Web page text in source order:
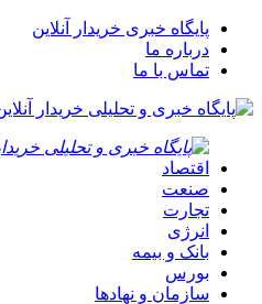
پایگاه خبری خریدار آنلاین
درباره ما
تماس با ما
اقتصاد
صنعت
تجارت
انرژی
بانک و بیمه
بورس
سازمان و نهادها